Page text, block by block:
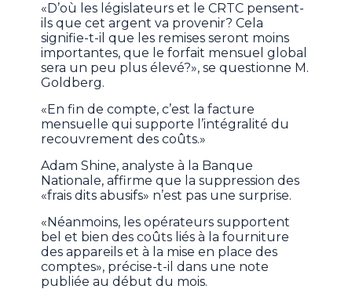
«D’où les législateurs et le CRTC pensent-
ils que cet argent va provenir? Cela
signifie-t-il que les remises seront moins
importantes, que le forfait mensuel global
sera un peu plus élevé?», se questionne M.
Goldberg.
«En fin de compte, c’est la facture
mensuelle qui supporte l’intégralité du
recouvrement des coûts.»
Adam Shine, analyste à la Banque
Nationale, affirme que la suppression des
«frais dits abusifs» n’est pas une surprise.
«Néanmoins, les opérateurs supportent
bel et bien des coûts liés à la fourniture
des appareils et à la mise en place des
comptes», précise-t-il dans une note
publiée au début du mois.